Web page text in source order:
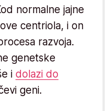
normalne jajne
centriola, i on
razvoja.
genetske
i dolazi do
geni.